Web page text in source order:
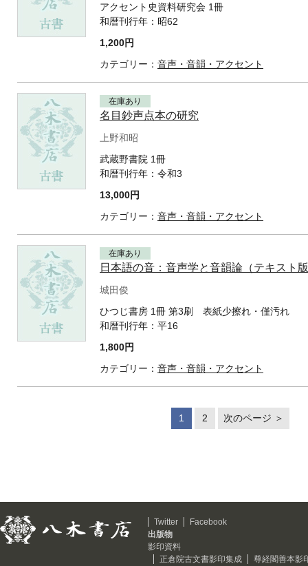
アクセント史資料研究会 1冊
和暦刊行年： 昭62
1,200円
カテゴリー： 音声・音韻・アクセント
在庫あり
名目鈔声点本の研究
上野和昭
武蔵野書院 1冊
和暦刊行年： 令和3
13,000円
カテゴリー： 音声・音韻・アクセント
在庫あり
日本語の音：音声学と音韻論（テキスト
城田俊
ひつじ書房 1冊 第3刷 表紙少擦れ・僅汚れ
和暦刊行年： 平16
1,800円
カテゴリー： 音声・音韻・アクセント
1 2 次のページ ＞
Twitter
Facebook
出版物
影印資料
正倉院古文書影印集成
尊経閣善本影